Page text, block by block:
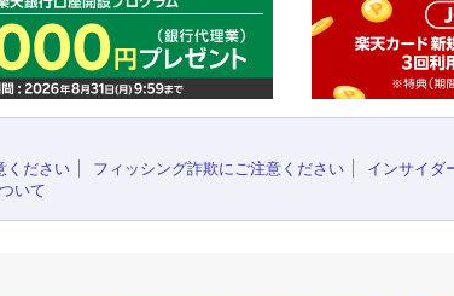
ください
フィッシング詐欺にご注意ください インサイダ
いて